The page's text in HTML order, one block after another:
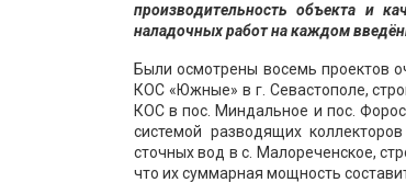
производительность объекта и
наладочных работ на каждом
Были осмотрены восемь проектов
КОС «Южные» в г. Севастополе,
КОС в пос. Миндальное и пос.
системой разводящих
сточных вод в с. Малореченское,
что их суммарная мощность